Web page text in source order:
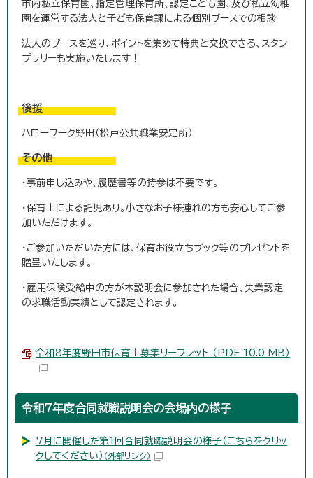
市内私立保育園、指定管理保育所、認定こども園、及び私立幼稚
園を運営する法人と子ども保育課による個別ブースでの相談
法人のブースを巡り、ポイントを集めて特典と交換できる、スタン
プラリーも実施いたします！
後援
ハローワーク野田（松戸公共職業安定所）
その他
・事前申し込みや、履歴書等の持参は不要です。
・保育士による託児あり。小さなお子様連れの方も安心してご参
加いただけます。
・ご参加いただいた方には、保育お役立ちブック等のプレゼントを
贈呈いたします。
・雇用保険受給中の方が本説明会に参加された場合、失業認定
の求職活動実績として認定されます。
令和8年度野田市保育士募集リーフレット （PDF 10.0 MB）
令和7年度合同就職説明会の会場内の様子
7月に開催した第1回合同就職説明会の様子（こちらをクリッ
クしてください） （外部リンク）